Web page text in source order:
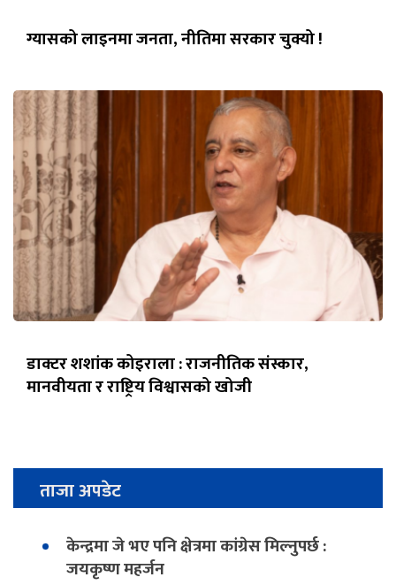
ग्यासको लाइनमा जनता, नीतिमा सरकार चुक्यो !
डाक्टर शशांक कोइराला : राजनीतिक संस्कार,
मानवीयता र राष्ट्रिय विश्वासको खोजी
ताजा अपडेट
केन्द्रमा जे भए पनि क्षेत्रमा कांग्रेस मिल्नुपर्छ :
जयकृष्ण महर्जन